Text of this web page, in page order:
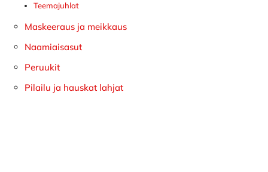
Teemajuhlat
Maskeeraus ja meikkaus
Naamiaisasut
Peruukit
Pilailu ja hauskat lahjat